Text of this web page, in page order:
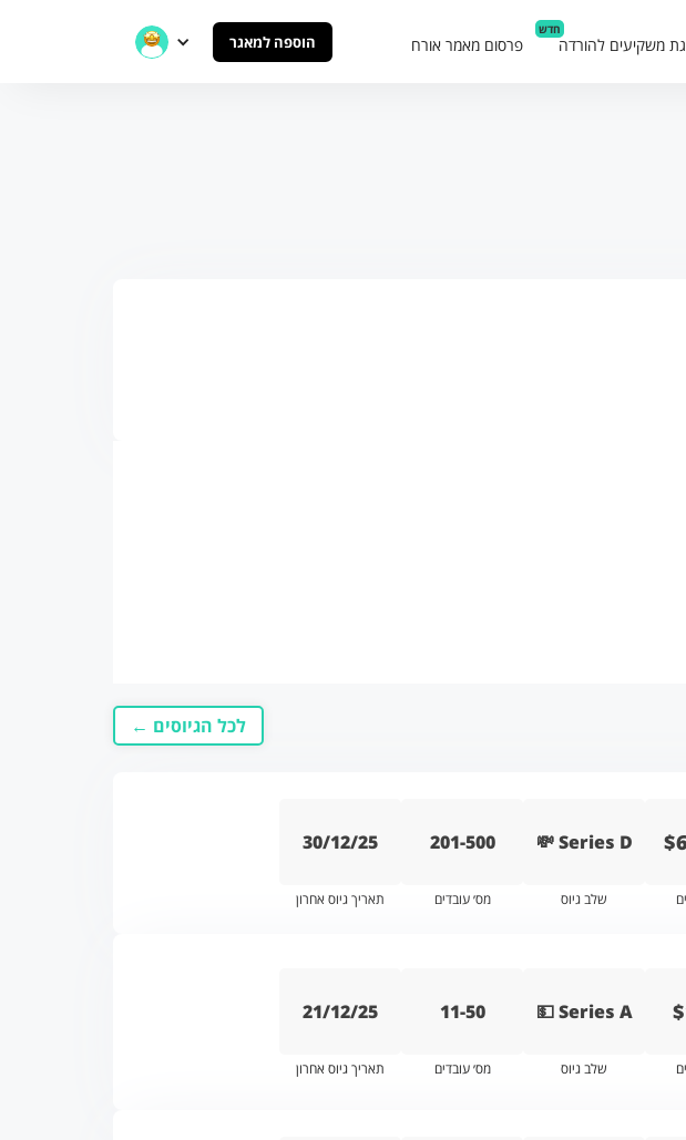
משקיעים להורדה
חדש
פרסום מאמר אורח הוספה למאגר
לכל הגיוסים ←
💸 Series D
שלב גיוס
201-500
מס׳ עובדים
30/12/25
תאריך גיוס אחרון
💵 Series A
שלב גיוס
11-50
מס׳ עובדים
21/12/25
תאריך גיוס אחרון